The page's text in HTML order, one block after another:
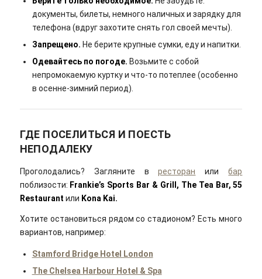
документы, билеты, немного наличных и зарядку для
телефона (вдруг захотите снять гол своей мечты).
Запрещено. Не берите крупные сумки, еду и напитки.
Одевайтесь по погоде. Возьмите с собой
непромокаемую куртку и что-то потеплее (особенно
в осенне-зимний период).
ГДЕ ПОСЕЛИТЬСЯ И ПОЕСТЬ
НЕПОДАЛЕКУ
Проголодались? Загляните вресторан илибар
поблизости: Frankie’s Sports Bar & Grill, The Tea Bar,55
Restaurant или Kona Kai.
Хотите остановиться рядом со стадионом? Есть много
вариантов, например:
Stamford Bridge Hotel London
The Chelsea Harbour Hotel & Spa